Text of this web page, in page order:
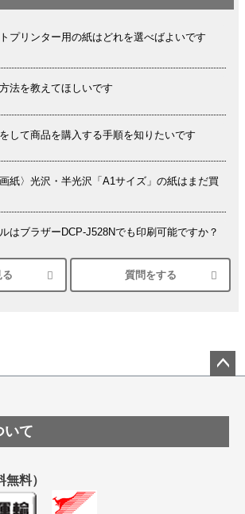
プリンター用の紙はどれを選べばよいです
法を教えてほしいです
して商品を購入する手順を知りたいです
紙〉光沢・半光沢「A1サイズ」の紙はまだ買
はブラザーDCP-J528Nでも印刷可能ですか？
パーにEPSON EP-30VAで印刷するときの設定
で離型紙が透明の商品はありますか
ラベルのロールタイプはありますか？
の包装紙に適した紙はありますか？
質問をする
ップ
いて
料）